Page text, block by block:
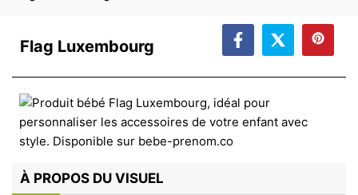
Flag Luxembourg
À PROPOS DU VISUEL